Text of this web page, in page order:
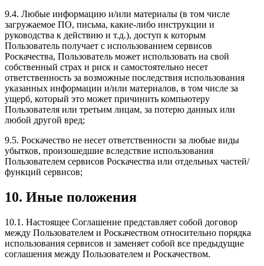
9.4. Любые информацию и/или материалы (в том числе
загружаемое ПО, письма, какие-либо инструкции и
руководства к действию и т.д.), доступ к которым
Пользователь получает с использованием сервисов
Роскачества, Пользователь может использовать на свой
собственный страх и риск и самостоятельно несет
ответственность за возможные последствия использования
указанных информации и/или материалов, в том числе за
ущерб, который это может причинить компьютеру
Пользователя или третьим лицам, за потерю данных или
любой другой вред;
9.5. Роскачество не несет ответственности за любые виды
убытков, произошедшие вследствие использования
Пользователем сервисов Роскачества или отдельных частей/
функций сервисов;
10. Иные положения
10.1. Настоящее Соглашение представляет собой договор
между Пользователем и Роскачеством относительно порядка
использования сервисов и заменяет собой все предыдущие
соглашения между Пользователем и Роскачеством.